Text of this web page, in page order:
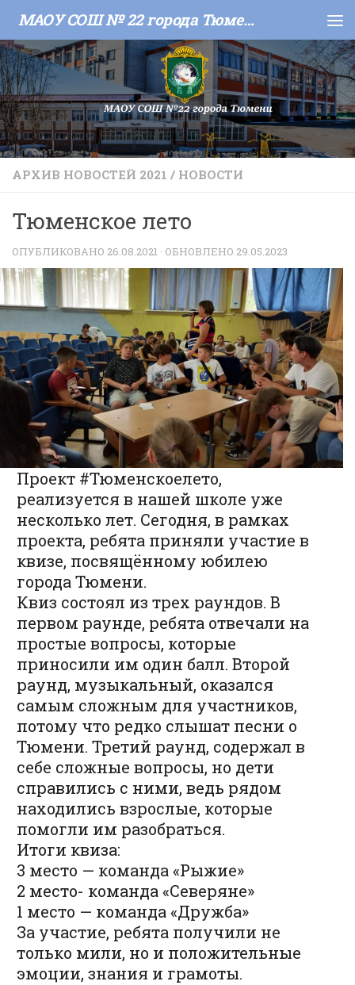
Skip to content МАОУ СОШ № 22 города Тюмени
АРХИВ НОВОСТЕЙ 2021 / НОВОСТИ
Тюменское лето
ОПУБЛИКОВАНО 26.08.2021 · ОБНОВЛЕНО 29.05.2023
Проект #Тюменскоелето,
реализуется в нашей школе уже
несколько лет. Сегодня, в рамках
проекта, ребята приняли участие в
квизе, посвящённому юбилею
города Тюмени.
Квиз состоял из трех раундов. В
первом раунде, ребята отвечали на
простые вопросы, которые
приносили им один балл. Второй
раунд, музыкальный, оказался
самым сложным для участников,
потому что редко слышат песни о
Тюмени. Третий раунд, содержал в
себе сложные вопросы, но дети
справились с ними, ведь рядом
находились взрослые, которые
помогли им разобраться.
Итоги квиза:
3 место — команда «Рыжие»
2 место- команда «Северяне»
1 место — команда «Дружба»
За участие, ребята получили не
только мили, но и положительные
эмоции, знания и грамоты.